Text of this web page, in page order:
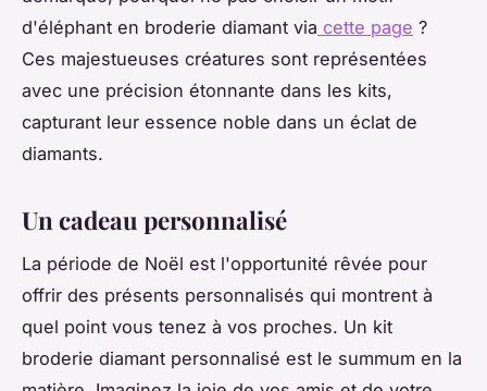
d'éléphant en broderie diamant via cette page ?
Ces majestueuses créatures sont représentées
avec une précision étonnante dans les kits,
capturant leur essence noble dans un éclat de
diamants.
Un cadeau personnalisé
La période de Noël est l'opportunité rêvée pour
offrir des présents personnalisés qui montrent à
quel point vous tenez à vos proches. Un kit
broderie diamant personnalisé est le summum en la